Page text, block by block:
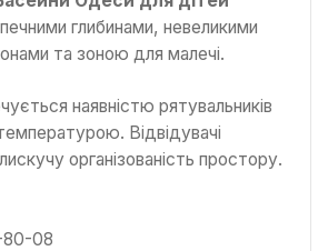
глибинами, невеликими
та зоною для малечі.
наявністю рятувальників
Відвідувачі
організованість простору.
08